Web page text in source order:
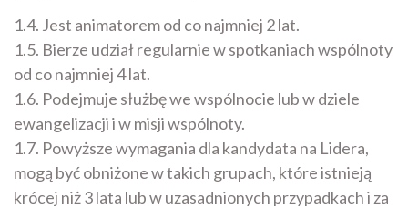
1.4. Jest animatorem od co najmniej 2 lat.
1.5. Bierze udział regularnie w spotkaniach wspólnoty
od co najmniej 4 lat.
1.6. Podejmuje służbę we wspólnocie lub w dziele
ewangelizacji i w misji wspólnoty.
1.7. Powyższe wymagania dla kandydata na Lidera,
mogą być obniżone w takich grupach, które istnieją
krócej niż 3 lata lub w uzasadnionych przypadkach i za